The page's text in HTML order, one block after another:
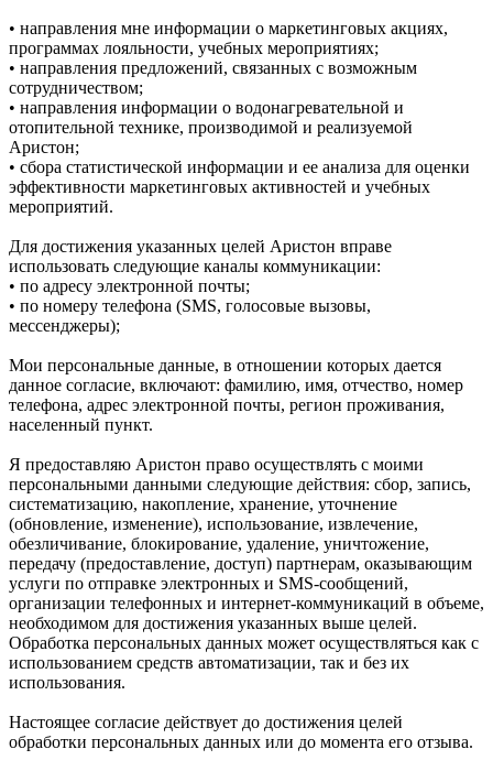
• направления мне информации о маркетинговых акциях,
программах лояльности, учебных мероприятиях;
• направления предложений, связанных с возможным
сотрудничеством;
• направления информации о водонагревательной и
отопительной технике, производимой и реализуемой
Аристон;
• сбора статистической информации и ее анализа для оценки
эффективности маркетинговых активностей и учебных
мероприятий.
Для достижения указанных целей Аристон вправе
использовать следующие каналы коммуникации:
• по адресу электронной почты;
• по номеру телефона (SMS, голосовые вызовы,
мессенджеры);
Мои персональные данные, в отношении которых дается
данное согласие, включают: фамилию, имя, отчество, номер
телефона, адрес электронной почты, регион проживания,
населенный пункт.
Я предоставляю Аристон право осуществлять с моими
персональными данными следующие действия: сбор, запись,
систематизацию, накопление, хранение, уточнение
(обновление, изменение), использование, извлечение,
обезличивание, блокирование, удаление, уничтожение,
передачу (предоставление, доступ) партнерам, оказывающим
услуги по отправке электронных и SMS‑сообщений,
организации телефонных и интернет‑коммуникаций в объеме,
необходимом для достижения указанных выше целей.
Обработка персональных данных может осуществляться как с
использованием средств автоматизации, так и без их
использования.
Настоящее согласие действует до достижения целей
обработки персональных данных или до момента его отзыва.